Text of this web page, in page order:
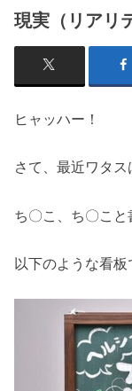
現実（リアリ
ヒャッハー！
さて、最近ワタ
ち〇こ、ち〇こと
以下のような看板